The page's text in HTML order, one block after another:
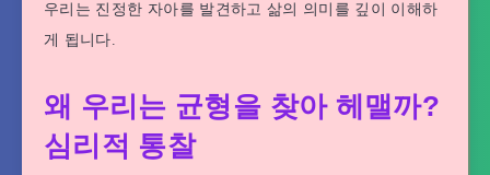
우리는 진정한 자아를 발견하고 삶의 의미를 깊이 이해하
게 됩니다.
왜 우리는 균형을 찾아 헤맬까?
심리적 통찰